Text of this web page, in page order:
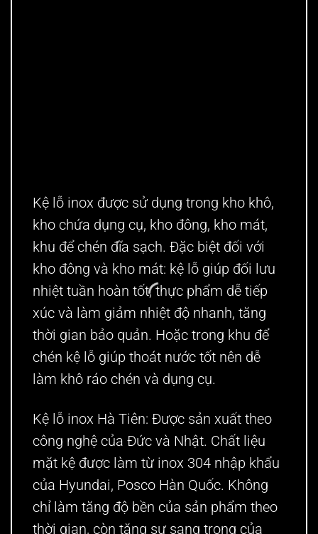
Kệ lỗ inox được sử dụng trong kho khô,
kho chứa dụng cụ, kho đông, kho mát,
khu để chén đĩa sạch. Đặc biệt đối với
kho đông và kho mát: kệ lỗ giúp đối lưu
nhiệt tuần hoàn tốt, thực phẩm dễ tiếp
xúc và làm giảm nhiệt độ nhanh, tăng
thời gian bảo quản. Hoặc trong khu để
chén kệ lỗ giúp thoát nước tốt nên dễ
làm khô ráo chén và dụng cụ.
Kệ lỗ inox Hà Tiên: Được sản xuất theo
công nghệ của Đức và Nhật. Chất liệu
mặt kệ được làm từ inox 304 nhập khẩu
của Hyundai, Posco Hàn Quốc. Không
chỉ làm tăng độ bền của sản phẩm theo
thời gian, còn tăng sự sang trọng của